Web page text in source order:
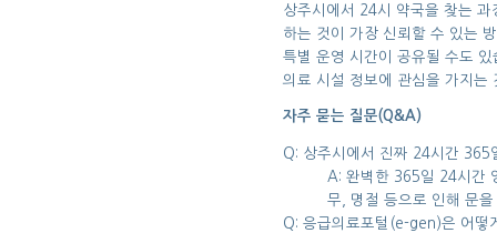
상주시에서 24시 약국을 찾는
하는 것이 가장 신뢰할 수 있는
특별 운영 시간이 공유될 수도
의료 시설 정보에 관심을 가지는
자주 묻는 질문(Q&A)
Q: 상주시에서 진짜 24시간 365
A: 완벽한 365일 24시간
무, 명절 등으로 인해 문
Q: 응급의료포털(e-gen)은 어떻